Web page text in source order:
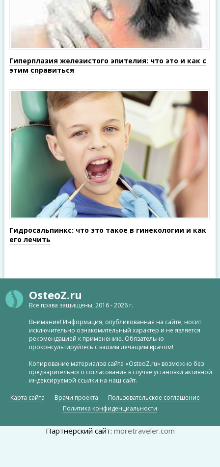
Гиперплазия железистого эпителия: что это и как с
этим справиться
Гидросальпинкс: что это такое в гинекологии и как
его лечить
OsteoZ.ru
Все права защищены, 2016 - 2026 г.
Внимание! Информация, опубликованная на сайте, носит
исключительно ознакомительный характер и не является
рекомендацией к применению. Обязательно
проконсультируйтесь с вашим лечащим врачом!
Копирование материалов сайта «OsteoZ.ru» возможно без
предварительного согласования в случае установки активной
индексируемой ссылки на наш сайт.
Карта сайта Врачи проекта
Пользовательское соглашение
Политика конфиденциальности
Партнёрский сайт: moretraveler.com